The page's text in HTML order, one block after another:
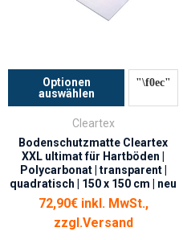
Optionen
auswählen
Cleartex
Bodenschutzmatte Cleartex
XXL ultimat für Hartböden |
Polycarbonat | transparent |
quadratisch | 150 x 150 cm | neu
72,90€ inkl. MwSt.,
zzgl.Versand